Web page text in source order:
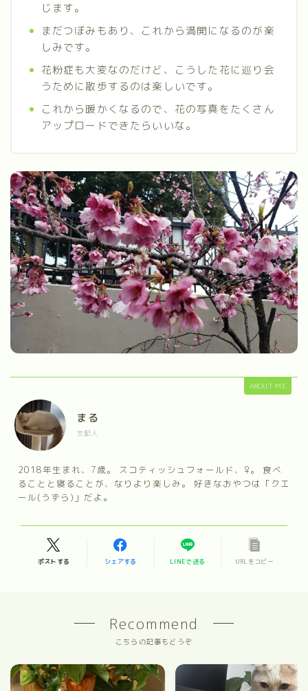
じます。
まだつぼみもあり、これから満開になるのが楽
しみです。
花粉症も大変なのだけど、こうした花に巡り会
うために散歩するのは楽しいです。
これから暖かくなるので、花の写真をたくさん
アップロードできたらいいな。
ABOUT ME
まる
支配人
2018年生まれ、7歳。 スコティッシュフォールド、♀。 食べ
ることと寝ることが、なりより楽しみ。 好きなおやつは「クエ
ール(うずら)」だよ。
ポストする シェアする LINEで送る URLをコピー
Recommend
こちらの記事もどうぞ